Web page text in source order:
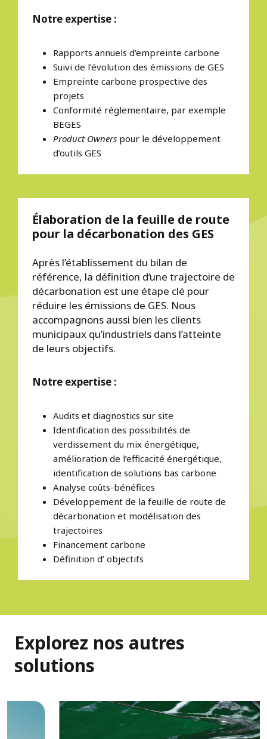
Notre expertise :
Rapports annuels d’empreinte carbone
Suivi de l’évolution des émissions de GES
Empreinte carbone prospective des
projets
Conformité réglementaire, par exemple
BEGES
Product Owners pour le développement
d’outils GES
Élaboration de la feuille de route
pour la décarbonation des GES
Après l’établissement du bilan de
référence, la définition d’une trajectoire de
décarbonation est une étape clé pour
réduire les émissions de GES. Nous
accompagnons aussi bien les clients
municipaux qu’industriels dans l’atteinte
de leurs objectifs.
Notre expertise :
Audits et diagnostics sur site
Identification des possibilités de
verdissement du mix énergétique,
amélioration de l’efficacité énergétique,
identification de solutions bas carbone
Analyse coûts-bénéfices
Développement de la feuille de route de
décarbonation et modélisation des
trajectoires
Financement carbone
Définition d’ objectifs
Explorez nos autres
solutions